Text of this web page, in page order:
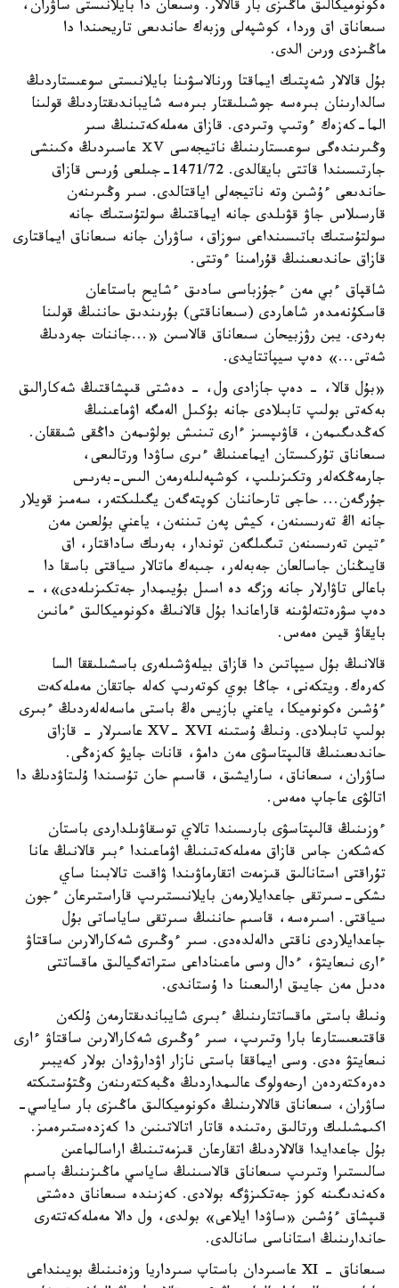
ەكونوميكالىق ماڭىزى بار قالالار. وسىعان دا بايلانىستى ساۋران،
سىعاناق اق وردا، كوشپەلى وزبەك حاندىعى تاريحىندا دا
ماڭىزدى ورىن الدى.
بۇل قالالار شەپتىك ايماقتا ورنالاسۋىنا بايلانىستى سوعىستاردىڭ
سالدارىنان بىرەسە جوشىلىقتار بىرەسە شايباندىقتاردىڭ قولىنا
الما-كەزەك ءوتىپ وتىردى. قازاق مەملەكەتىنىڭ سىر
وڭىرىندەگى سوعىستارىنىڭ ناتيجەسى ⅩⅤ عاسىردىڭ ەكىنشى
جارتىسىندا قاتتى بايقالدى. 1471/72-جىلعى ۇرىس قازاق
حاندىعى ءۇشىن وتە ناتيجەلى اياقتالدى. سىر وڭىرىنەن
قارسىلاس جاۋ قۋىلدى جانە ايماقتىڭ سولتۇستىك جانە
سولتۇستىك باتىسىنداعى سوزاق، ساۋران جانە سىعاناق ايماقتارى
قازاق حاندىعىنىڭ قۇرامىنا ءوتتى.
شاقپاق ءبي مەن ءجۇزباسى سادىق ءشايح باستاعان
قاسكۇنەمدەر شاھاردى (سىعاناقتى) بۇرىندىق حاننىڭ قولىنا
بەردى. يبن رۋزبيحان سىعاناق قالاسىن «...جاننات جەردىڭ
شەتى...» دەپ سيپاتتايدى.
«بۇل قالا، - دەپ جازادى ول، - دەشتى قىپشاقتىڭ شەكارالىق
بەكەتى بولىپ تابىلادى جانە بۇكىل الەمگە اۋماعىنىڭ
كەڭدىگىمەن، قاۋىپسىز ءارى تىنىش بولۋىمەن داڭقى شىققان.
سىعاناق تۇركىستان ايماعىنىڭ ءىرى ساۋدا ورتالىعى،
جارمەڭكەلەر وتكىزىلىپ، كوشپەلىلەرمەن الىس-بەرىس
جۇرگەن... حاجى تارحاننان كوپتەگەن يگىلىكتەر، سەمىز قويلار
جانە اڭ تەرىسىنەن، كيش پەن تىننەن، ياعني بۇلعىن مەن
ءتيىن تەرىسىنەن تىگىلگەن توندار، بەرىك ساداقتار، اق
قايىڭنان جاسالعان جەبەلەر، جىبەك ماتالار سياقتى باسقا دا
باعالى تاۋارلار جانە وزگە دە اسىل بۇيىمدار جەتكىزىلەدى»، -
دەپ سۋرەتتەلۋىنە قاراعاندا بۇل قالانىڭ ەكونوميكالىق ءمانىن
بايقاۋ قيىن ەمەس.
قالانىڭ بۇل سيپاتىن دا قازاق بيلەۋشىلەرى باسشىلىققا السا
كەرەك. ويتكەنى، جاڭا بوي كوتەرىپ كەلە جاتقان مەملەكەت
ءۇشىن ەكونوميكا، ياعني بازيس ەڭ باستى ماسەلەلەردىڭ ءبىرى
بولىپ تابىلادى. ونىڭ ۇستىنە XV- XVI عاسىرلار - قازاق
حاندىعىنىڭ قالىپتاسۋى مەن دامۋ، قانات جايۋ كەزەڭى.
ساۋران، سىعاناق، سارايشىق، قاسىم حان تۇسىندا ۇلىتاۋدىڭ دا
اتالۋى عاجاپ ەمەس.
ءوزىنىڭ قالىپتاسۋى بارىسىندا تالاي توسقاۋىلداردى باستان
كەشكەن جاس قازاق مەملەكەتىنىڭ اۋماعىندا ءبىر قالانىڭ عانا
تۇراقتى استانالىق قىزمەت اتقارماۋىندا ۋاقىت تالابىنا ساي
ىشكى-سىرتقى جاعدايلارمەن بايلانىستىرىپ قاراستىرعان ءجون
سياقتى. اسىرەسە، قاسىم حاننىڭ سىرتقى ساياساتى بۇل
جاعدايلاردى ناقتى دالەلدەدى. سىر ءوڭىرى شەكارالارىن ساقتاۋ
ءارى نىعايتۋ، ءدال وسى ماعىناداعى ستراتەگيالىق ماقساتتى
ەدىل مەن جايىق ارالىعىنا دا ۇستاندى.
ونىڭ باستى ماقساتتارىنىڭ ءبىرى شايباندىقتارمەن ۇلكەن
قاقتىعىستارعا بارا وتىرىپ، سىر ءوڭىرى شەكارالارىن ساقتاۋ ءارى
نىعايتۋ ەدى. وسى ايماققا باستى نازار اۋدارۋدان بولار كەيبىر
دەرەكتەردەن ارحەولوگ عالىمداردىڭ ەڭبەكتەرىنەن وڭتۇستىكتە
ساۋران، سىعاناق قالالارىنىڭ ەكونوميكالىق ماڭىزى بار ساياسي-
اكىمشىلىك ورتالىق رەتىندە قاتار اتالاتىنىن دا كەزدەستىرەمىز.
بۇل جاعدايدا قالالاردىڭ اتقارعان قىزمەتىنىڭ اراسالماعىن
سالىستىرا وتىرىپ سىعاناق قالاسىنىڭ ساياسي ماڭىزىنىڭ باسىم
ەكەندىگىنە كوز جەتكىزۋگە بولادى. كەزىندە سىعاناق دەشتى
قىپشاق ءۇشىن «ساۋدا ايلاعى» بولدى، ول دالا مەملەكەتتەرى
حاندارىنىڭ استاناسى سانالدى.
سىعاناق - XI عاسىردان باستاپ سىرداريا وزەنىنىڭ بويىنداعى